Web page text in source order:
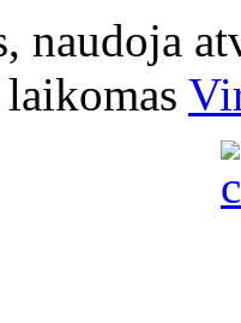
naudoja
laikomas